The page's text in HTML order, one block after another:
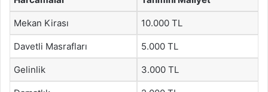
Mekan Kirası 10.000 TL
Davetli Masrafları 5.000 TL
Gelinlik 3.000 TL